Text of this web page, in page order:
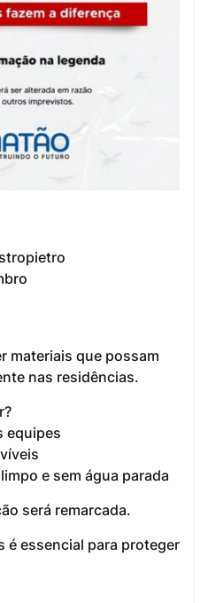
materiais que possam
nas residências.
equipes
e sem água parada
será remarcada.
é essencial para proteger